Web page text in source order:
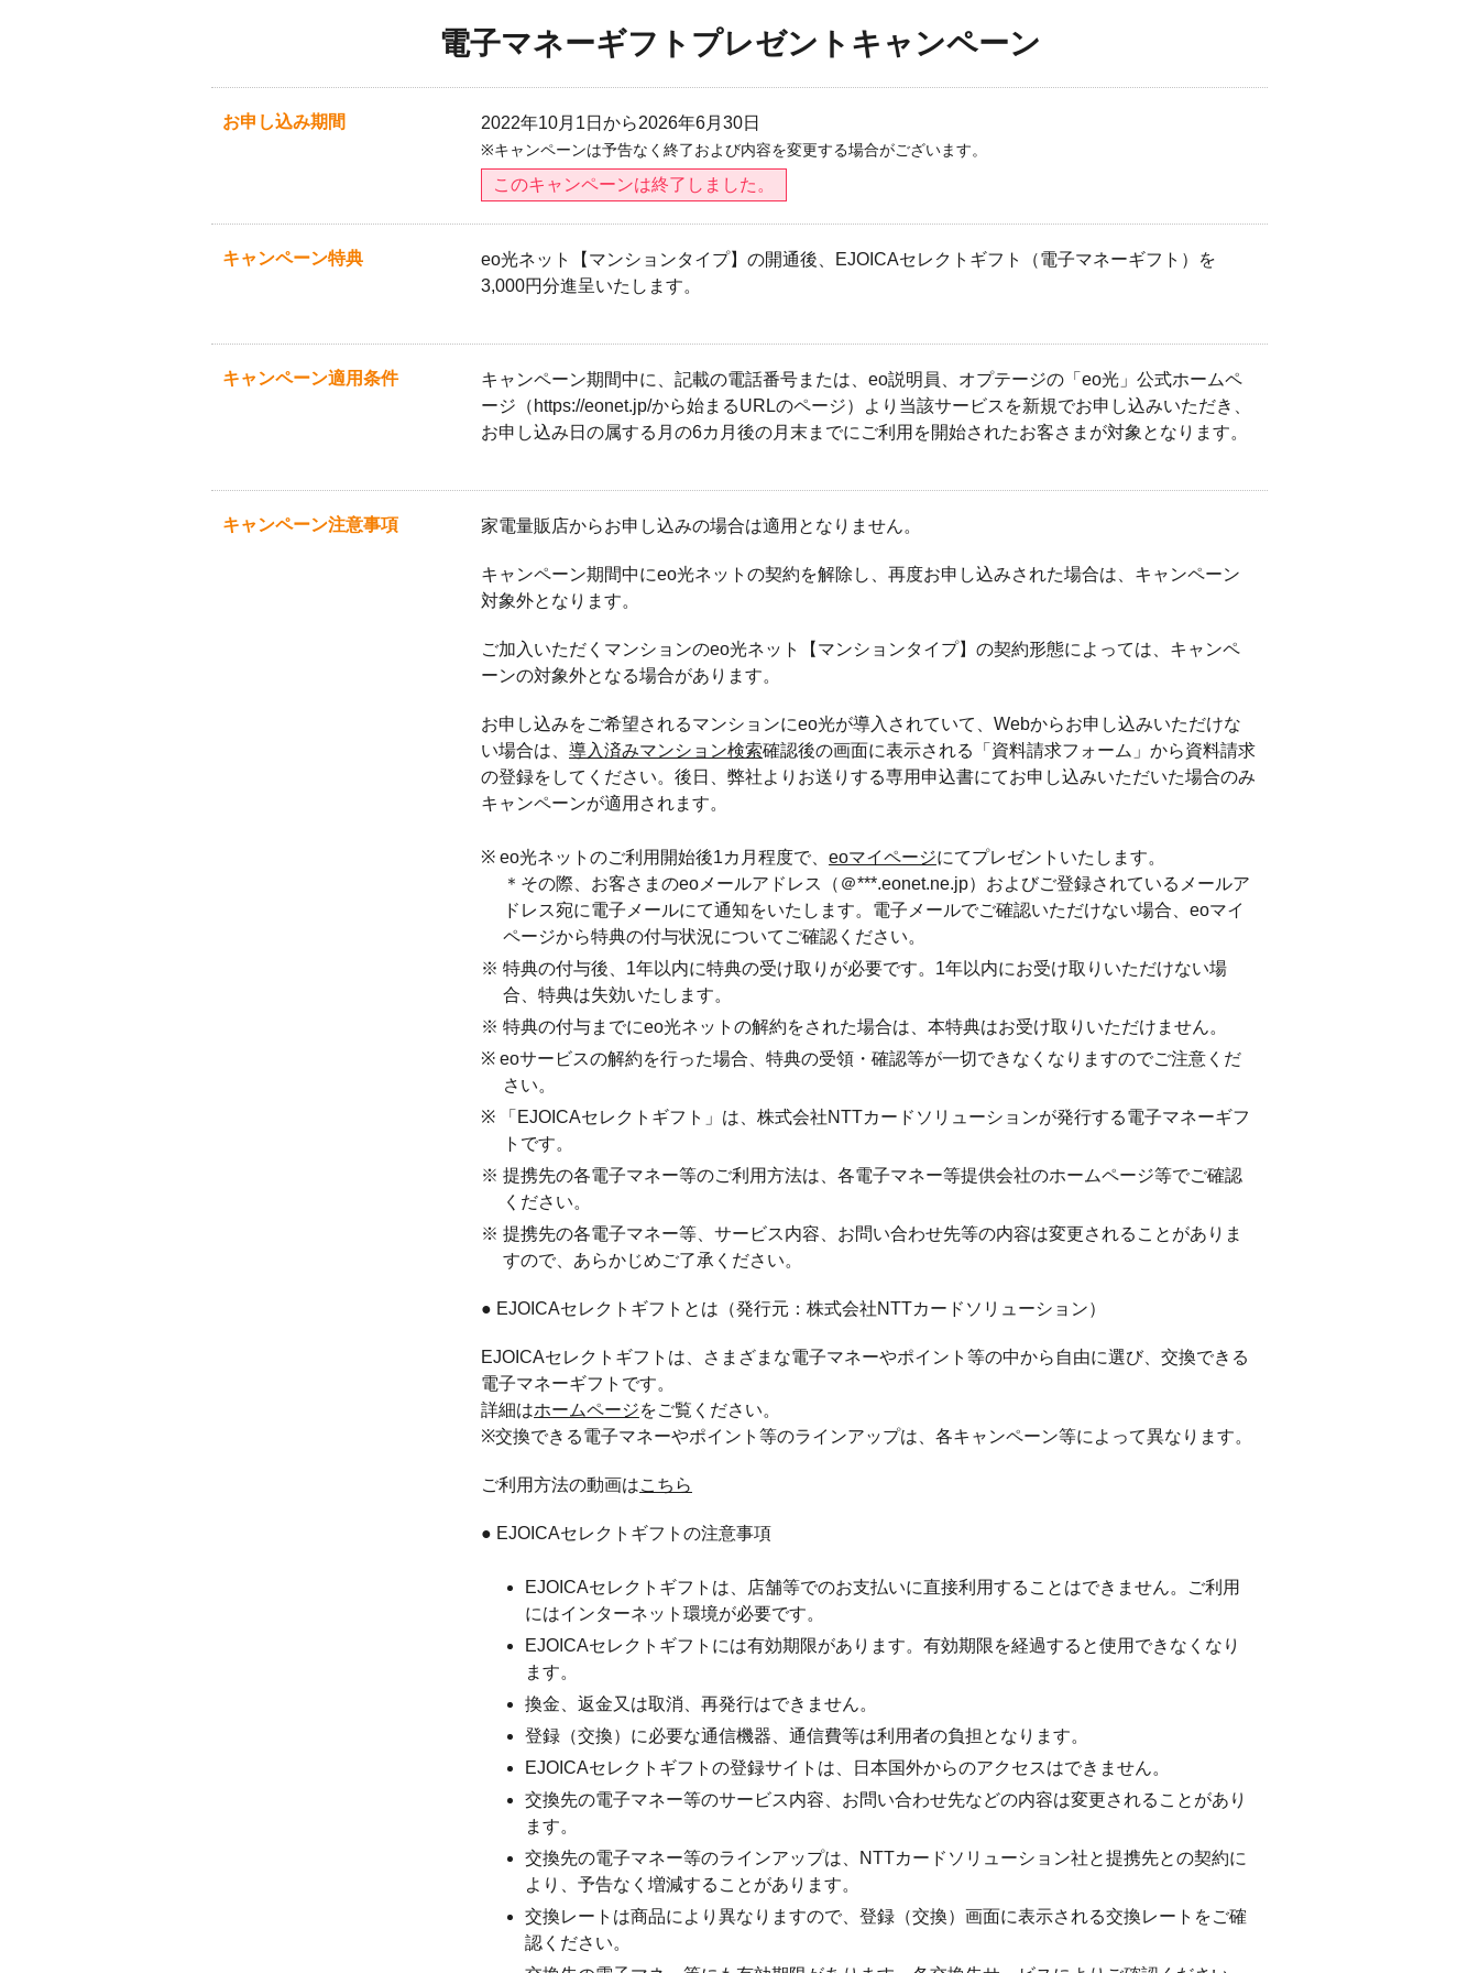
電子マネーギフトプレゼントキャンペーン
お申し込み期間 2022年10月1日から2026年6月30日
※キャンペーンは予告なく終了および内容を変更する場合がございます。
このキャンペーンは終了しました。
キャンペーン特典
eo光ネット【マンションタイプ】の開通後、EJOICAセレクトギフト（電子マネーギフト）を
3,000円分進呈いたします。
キャンペーン適用条件
キャンペーン期間中に、記載の電話番号または、eo説明員、オプテージの「eo光」公式ホームペ
ージ（https://eonet.jp/から始まるURLのページ）より当該サービスを新規でお申し込みいただき、
お申し込み日の属する月の6カ月後の月末までにご利用を開始されたお客さまが対象となります。
キャンペーン注意事項 家電量販店からお申し込みの場合は適用となりません。
キャンペーン期間中にeo光ネットの契約を解除し、再度お申し込みされた場合は、キャンペーン
対象外となります。
ご加入いただくマンションのeo光ネット【マンションタイプ】の契約形態によっては、キャンペ
ーンの対象外となる場合があります。
お申し込みをご希望されるマンションにeo光が導入されていて、Webからお申し込みいただけな
い場合は、 導入済みマンション検索確認後の画面に表示される「資料請求フォーム」から資料請求
の登録をしてください。後日、弊社よりお送りする専用申込書にてお申し込みいただいた場合のみ
キャンペーンが適用されます。
※ eo光ネットのご利用開始後1カ月程度で、 eoマイページにてプレゼントいたします。
＊その際、お客さまのeoメールアドレス（＠***.eonet.ne.jp）およびご登録されているメールア
ドレス宛に電子メールにて通知をいたします。電子メールでご確認いただけない場合、eoマイ
ページから特典の付与状況についてご確認ください。
※ 特典の付与後、1年以内に特典の受け取りが必要です。1年以内にお受け取りいただけない場
合、特典は失効いたします。
※ 特典の付与までにeo光ネットの解約をされた場合は、本特典はお受け取りいただけません。
※ eoサービスの解約を行った場合、特典の受領・確認等が一切できなくなりますのでご注意くだ
さい。
※ 「EJOICAセレクトギフト」は、株式会社NTTカードソリューションが発行する電子マネーギフ
トです。
※ 提携先の各電子マネー等のご利用方法は、各電子マネー等提供会社のホームページ等でご確認
ください。
※ 提携先の各電子マネー等、サービス内容、お問い合わせ先等の内容は変更されることがありま
すので、あらかじめご了承ください。
● EJOICAセレクトギフトとは（発行元：株式会社NTTカードソリューション）
EJOICAセレクトギフトは、さまざまな電子マネーやポイント等の中から自由に選び、交換できる
電子マネーギフトです。
詳細はホームページをご覧ください。
※交換できる電子マネーやポイント等のラインアップは、各キャンペーン等によって異なります。
ご利用方法の動画はこちら
● EJOICAセレクトギフトの注意事項
EJOICAセレクトギフトは、店舗等でのお支払いに直接利用することはできません。ご利用
にはインターネット環境が必要です。
EJOICAセレクトギフトには有効期限があります。有効期限を経過すると使用できなくなり
ます。
換金、返金又は取消、再発行はできません。
登録（交換）に必要な通信機器、通信費等は利用者の負担となります。
EJOICAセレクトギフトの登録サイトは、日本国外からのアクセスはできません。
交換先の電子マネー等のサービス内容、お問い合わせ先などの内容は変更されることがあり
ます。
交換先の電子マネー等のラインアップは、NTTカードソリューション社と提携先との契約に
より、予告なく増減することがあります。
交換レートは商品により異なりますので、登録（交換）画面に表示される交換レートをご確
認ください。